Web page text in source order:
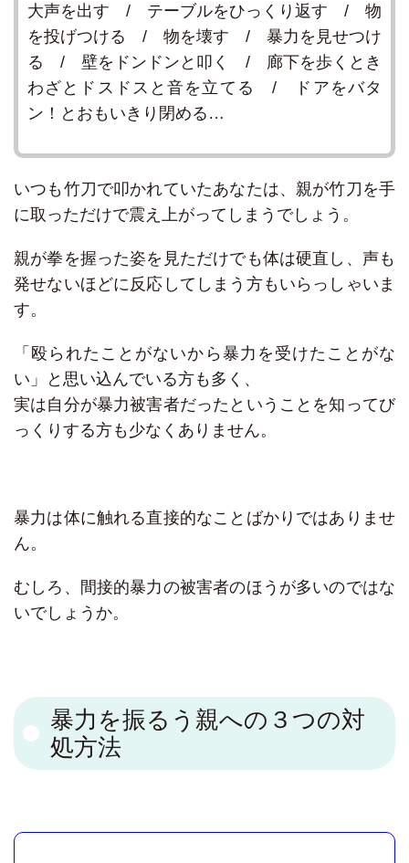
大声を出す / テーブルをひっくり返す / 物
を投げつける / 物を壊す / 暴力を見せつけ
る / 壁をドンドンと叩く / 廊下を歩くとき
わざとドスドスと音を立てる / ドアをバタ
ン！とおもいきり閉める…
いつも竹刀で叩かれていたあなたは、親が竹刀を手
に取っただけで震え上がってしまうでしょう。
親が拳を握った姿を見ただけでも体は硬直し、声も
発せないほどに反応してしまう方もいらっしゃいま
す。
「殴られたことがないから暴力を受けたことがな
い」と思い込んでいる方も多く、
実は自分が暴力被害者だったということを知ってび
っくりする方も少なくありません。
暴力は体に触れる直接的なことばかりではありませ
ん。
むしろ、間接的暴力の被害者のほうが多いのではな
いでしょうか。
暴力を振るう親への３つの対
処方法